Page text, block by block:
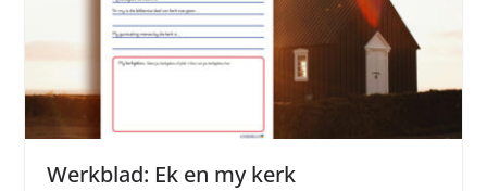
Werkblad: Ek en my kerk